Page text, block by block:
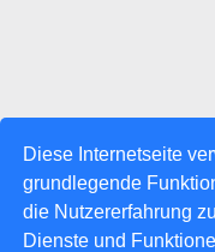
Diese Internetseite
grundlegende
die Nutzererfahrung
Dienste und